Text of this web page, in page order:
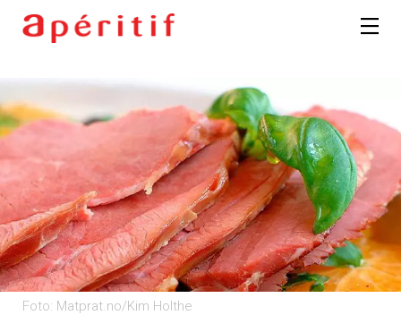
Foto: Matprat.no/Kim Holthe